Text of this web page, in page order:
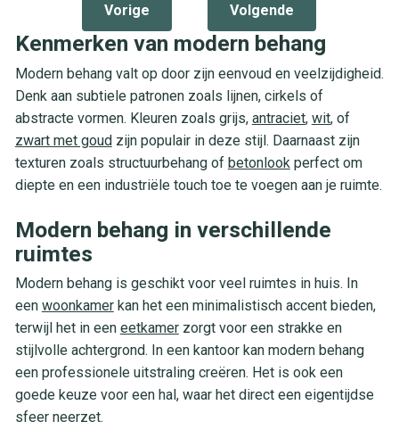
Vorige Volgende
Kenmerken van modern behang
Modern behang valt op door zijn eenvoud en veelzijdigheid.
Denk aan subtiele patronen zoals lijnen, cirkels of
abstracte vormen. Kleuren zoals grijs, antraciet, wit, of
zwart met goudzijn populair in deze stijl. Daarnaast zijn
texturen zoals structuurbehang of betonlook perfect om
diepte en een industriële touch toe te voegen aan je ruimte.
Modern behang in verschillende
ruimtes
Modern behang is geschikt voor veel ruimtes in huis. In
een woonkamerkan het een minimalistisch accent bieden,
terwijl het in een eetkamerzorgt voor een strakke en
stijlvolle achtergrond. In een kantoor kan modern behang
een professionele uitstraling creëren. Het is ook een
goede keuze voor een hal, waar het direct een eigentijdse
sfeer neerzet.